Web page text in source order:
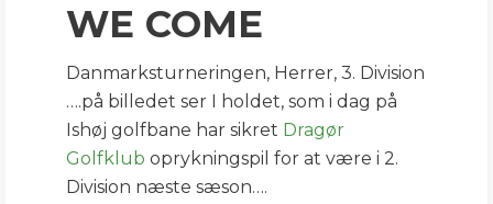
WE COME
Danmarksturneringen, Herrer, 3. Division
….på billedet ser I holdet, som i dag på
Ishøj golfbane har sikret Dragør
Golfklub oprykningspil for at være i 2.
Division næste sæson….